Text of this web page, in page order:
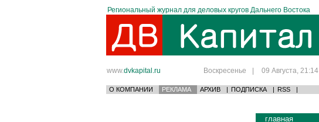
Региональный журнал для деловых кругов Дальнего Востока
www.dvkapital.ru Воскресенье | 09 Августа, 21:14
О КОМПАНИИ РЕКЛАМА АРХИВ | ПОДПИСКА | RSS |
главная